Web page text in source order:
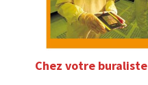
Chez votre buraliste